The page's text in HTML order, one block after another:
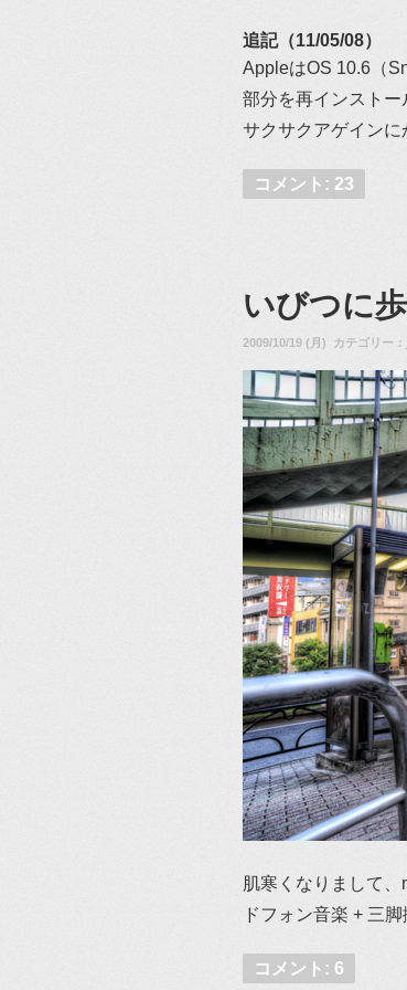
追記（11/05/08）
AppleはOS 10.6（
部分を再インストー
サクサクアゲインに
コメント: 23
いびつに
2009/10/19 (月) カテゴリー：
肌寒くなりまして
ドフォン音楽 + 三
コメント: 6